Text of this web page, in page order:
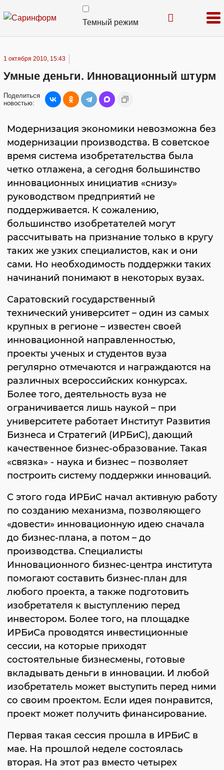
Темный режим
1 октября 2010, 15:43
Умные деньги. Инновационный штурм
Поделиться
новостью:
Модернизация экономики невозможна без
модернизации производства. В советское
время система изобретательства была
четко отлажена, а сегодня большинство
инновационных инициатив «снизу»
руководством предприятий не
поддерживается. К сожалению,
большинство изобретателей могут
рассчитывать на признание только в кругу
таких же узких специалистов, как и они
сами. Но необходимость поддержки таких
начинаний понимают в некоторых вузах.
Саратовский государственный
технический университет – один из самых
крупных в регионе – известен своей
инновационной направленностью,
проекты ученых и студентов вуза
регулярно отмечаются и награждаются на
различных всероссийских конкурсах.
Более того, деятельность вуза не
ограничивается лишь наукой – при
университете работает Институт Развития
Бизнеса и Стратегий (ИРБиС), дающий
качественное бизнес-образование. Такая
«связка» - наука и бизнес – позволяет
построить систему поддержки инноваций.
С этого года ИРБиС начал активную работу
по созданию механизма, позволяющего
«довести» инновационную идею сначала
до бизнес-плана, а потом – до
производства. Специалисты
Инновационного бизнес-центра института
помогают составить бизнес-план для
любого проекта, а также подготовить
изобретателя к выступлению перед
инвестором. Более того, на площадке
ИРБиСа проводятся инвестиционные
сессии, на которые приходят
состоятельные бизнесмены, готовые
вкладывать деньги в инновации. И любой
изобретатель может выступить перед ними
со своим проектом. Если идея понравится,
проект может получить финансирование.
Первая такая сессия прошла в ИРБиС в
мае. На прошлой неделе состоялась
вторая. На этот раз вместо четырех